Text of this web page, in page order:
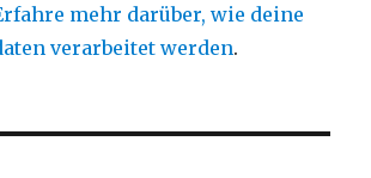
mehr darüber, wie deine
verarbeitet werden.